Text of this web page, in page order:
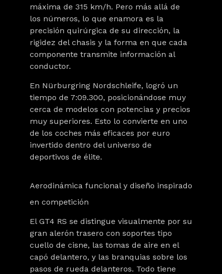
máxima de 315 km/h. Pero más allá de
los números, lo que enamora es la
precisión quirúrgica de su dirección, la
rigidez del chasis y la forma en que cada
componente transmite información al
conductor.
En Nürburgring Nordschleife, logró un
tiempo de 7:09.300, posicionándose muy
cerca de modelos con potencias y precios
muy superiores. Esto lo convierte en uno
de los coches más eficaces por euro
invertido dentro del universo de
deportivos de élite.
Aerodinámica funcional y diseño inspirado
en competición
El GT4 RS se distingue visualmente por su
gran alerón trasero con soportes tipo
cuello de cisne, las tomas de aire en el
capó delantero, y las branquias sobre los
pasos de rueda delanteros. Todo tiene